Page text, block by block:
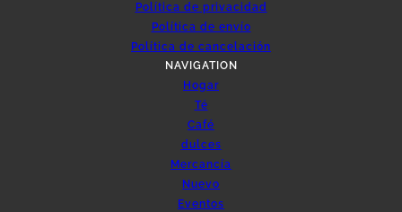
Política de privacidad
Política de envío
Política de cancelación
NAVIGATION
Hogar
Té
Café
dulces
Mercancía
Nuevo
Eventos